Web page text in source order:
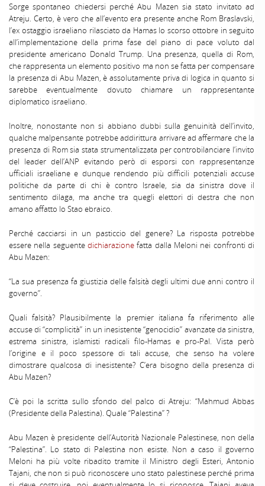
Sorge spontaneo chiedersi perché Abu Mazen sia stato invitato ad
Atreju. Certo, è vero che all’evento era presente anche Rom Braslavski,
l’ex ostaggio israeliano rilasciato da Hamas lo scorso ottobre in seguito
all’implementazione della prima fase del piano di pace voluto dal
presidente americano Donald Trump. Una presenza, quella di Rom,
che rappresenta un elemento positivo ma non se fatta per compensare
la presenza di Abu Mazen, è assolutamente priva di logica in quanto si
sarebbe eventualmente dovuto chiamare un rappresentante
diplomatico israeliano.
Inoltre, nonostante non si abbiano dubbi sulla genuinità dell’invito,
qualche malpensante potrebbe addirittura arrivare ad affermare che la
presenza di Rom sia stata strumentalizzata per controbilanciare l’invito
del leader dell’ANP evitando però di esporsi con rappresentanze
ufficiali israeliane e dunque rendendo più difficili potenziali accuse
politiche da parte di chi è contro Israele, sia da sinistra dove il
sentimento dilaga, ma anche tra quegli elettori di destra che non
amano affatto lo Stao ebraico.
Perché cacciarsi in un pasticcio del genere? La risposta potrebbe
essere nella seguente dichiarazione fatta dalla Meloni nei confronti di
Abu Mazen:
“La sua presenza fa giustizia delle falsità degli ultimi due anni contro il
governo”.
Quali falsità? Plausibilmente la premier italiana fa riferimento alle
accuse di “complicità” in un inesistente “genocidio” avanzate da sinistra,
estrema sinistra, islamisti radicali filo-Hamas e pro-Pal. Vista però
l’origine e il poco spessore di tali accuse, che senso ha volere
dimostrare qualcosa di inesistente? C’era bisogno della presenza di
Abu Mazen?
C’è poi la scritta sullo sfondo del palco di Atreju: “Mahmud Abbas
(Presidente della Palestina). Quale “Palestina” ?
Abu Mazen è presidente dell’Autorità Nazionale Palestinese, non della
“Palestina”. Lo stato di Palestina non esiste. Non a caso il governo
Meloni ha più volte ribadito tramite il Ministro degli Esteri, Antonio
Tajani, che non si può riconoscere uno stato palestinese perché prima